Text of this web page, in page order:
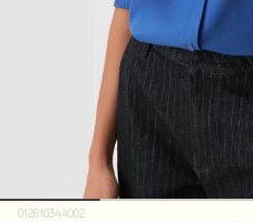
012610344002